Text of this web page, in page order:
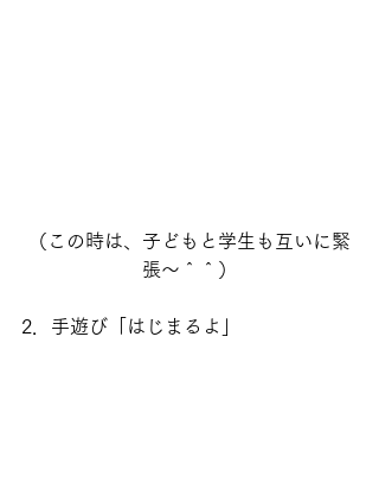
（この時は、子どもと学生も互いに緊
張～＾＾）
2．手遊び「はじまるよ」